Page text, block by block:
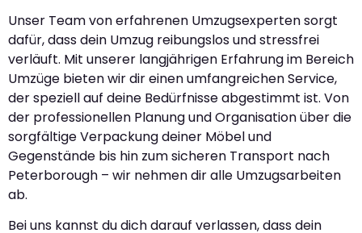
Unser Team von erfahrenen Umzugsexperten sorgt
dafür, dass dein Umzug reibungslos und stressfrei
verläuft. Mit unserer langjährigen Erfahrung im Bereich
Umzüge bieten wir dir einen umfangreichen Service,
der speziell auf deine Bedürfnisse abgestimmt ist. Von
der professionellen Planung und Organisation über die
sorgfältige Verpackung deiner Möbel und
Gegenstände bis hin zum sicheren Transport nach
Peterborough – wir nehmen dir alle Umzugsarbeiten
ab.
Bei uns kannst du dich darauf verlassen, dass dein